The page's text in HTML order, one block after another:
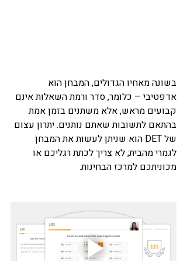
בשונה מאחיו הגדולים, המבחן הוא
אדפטיבי – כלומר, סדר ורמת השאלות אינם
קבועים מראש, אלא משתנים בזמן אמת
בהתאם לתשובות שאתם נותנים. יתרון עצום
של DET הוא שניתן לעשות את המבחן
לגמרי מהבית; לא צריך לכתת רגליכם או
מכוניתכם למרכז הבחינות.